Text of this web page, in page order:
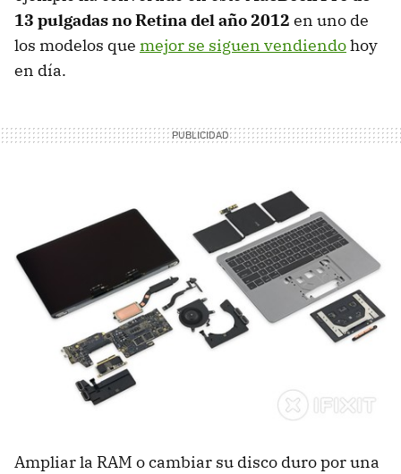
13 pulgadas no Retina del año 2012 en uno de
los modelos que mejor se siguen vendiendohoy
en día.
Ampliar la RAM o cambiar su disco duro por una